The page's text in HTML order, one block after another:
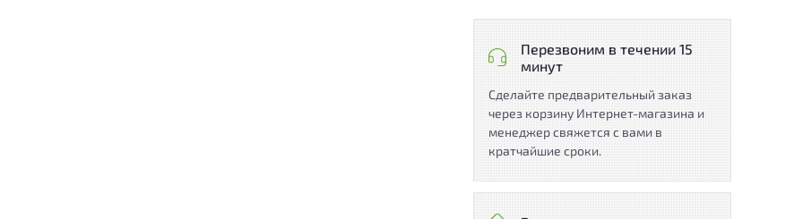
Перезвоним в течении 15
минут
Сделайте предварительный заказ
через корзину Интернет-магазина и
менеджер свяжется с вами в
кратчайшие сроки.